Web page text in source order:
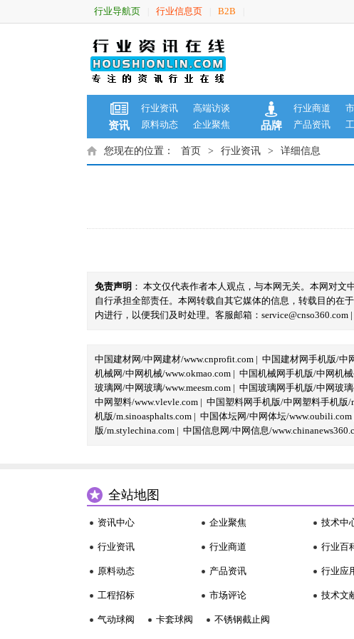
行业导航页 行业信息页 B2B
资讯
行业资讯
高端访谈
原料动态
企业聚焦 品牌
行业商道
产品资讯
您现在的位置： 首页 > 行业资讯 > 详细信息
免责声明 ： 本文仅代表作者本人观点，与本网无关。本网对
自行承担全部责任。本网转载自其它媒体的信息，转载目的在
内进行，以便我们及时处理。客服邮箱：service@cnso360.com
中国建材网/中网建材/www.cnprofit.com | 中国建材网手机版/中
机械网/中网机械/www.okmao.com | 中国机械网手机版/中网机
玻璃网/中网玻璃/www.meesm.com | 中国玻璃网手机版/中网玻璃
中网塑料/www.vlevle.com | 中国塑料网手机版/中网塑料手机版/
机版/m.sinoasphalts.com | 中国体坛网/中网体坛/www.oubili.com
版/m.stylechina.com | 中国信息网/中网信息/
全站地图
资讯中心
行业资讯
原料动态
工程招标
企业聚焦
行业商道
产品资讯
市场评论
技术中
行业百
行业应
技术文
气动球阀 卡套球阀 不锈钢截止阀